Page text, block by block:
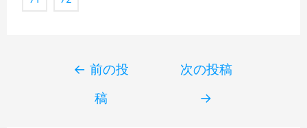
← 前の投
稿
次の投稿
→